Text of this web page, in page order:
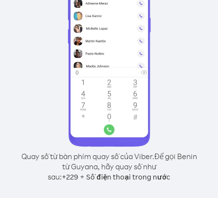
Quay số từ bàn phím quay số của Viber.Để gọi Benin
từ Guyana, hãy quay số như
sau:+229 + Số điện thoại trong nước